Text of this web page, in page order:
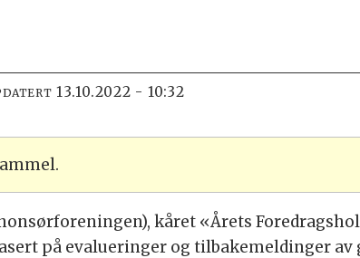
13.10.2022 - 10:32
kåret «Årets
på evalueringer og tilbakemeldinger av